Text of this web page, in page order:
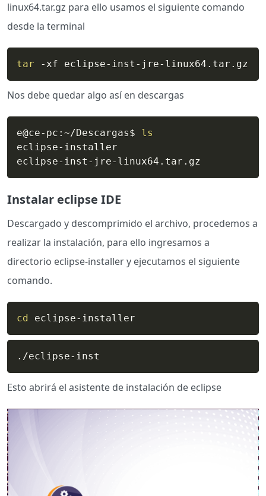
linux64.tar.gz para ello usamos el siguiente comando
desde la terminal
tar -xf eclipse-inst-jre-linux64.tar.gz
Nos debe quedar algo así en descargas
e@ce-pc:~/Descargas$ ls
eclipse-installer
Instalar eclipse IDE
Descargado y descomprimido el archivo, procedemos a
realizar la instalación, para ello ingresamos a
directorio eclipse-installer y ejecutamos el siguiente
comando.
cd eclipse-installer
./eclipse-inst
Esto abrirá el asistente de instalación de eclipse